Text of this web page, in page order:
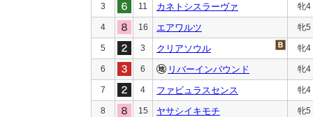
3 11 カネトシスラーヴァ 牝4
4 16 エアワルツ 牝5
5 3 クリアソウル 牝4
6 6 リバーインバウンド 牝4
7 4 ファビュラスセンス 牝4
8 15 ヤサシイキモチ 牝5